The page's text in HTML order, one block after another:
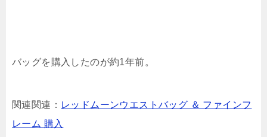
バッグを購入したのが約1年前。
関連関連： レッドムーンウエストバッグ ＆ ファインフ
レーム 購入